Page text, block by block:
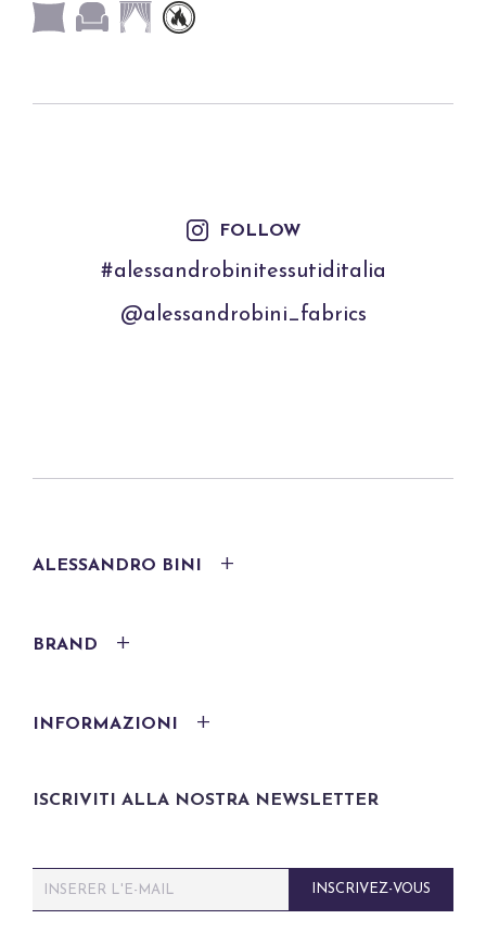
FOLLOW
#alessandrobinitessutiditalia
@alessandrobini_fabrics
ALESSANDRO BINI
BRAND
INFORMAZIONI
ISCRIVITI ALLA NOSTRA NEWSLETTER
m
INSCRIVEZ-VOUS